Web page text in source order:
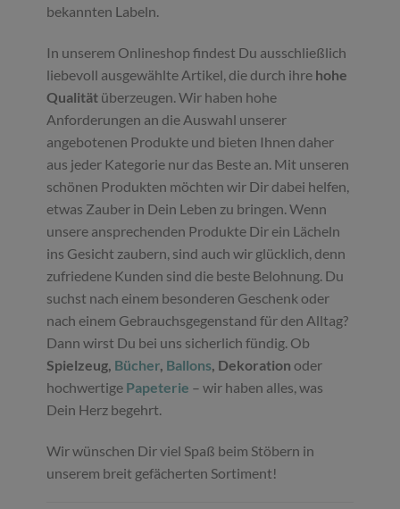
bekannten Labeln.
In unserem Onlineshop findest Du ausschließlich
liebevoll ausgewählte Artikel, die durch ihre hohe
Qualität überzeugen. Wir haben hohe
Anforderungen an die Auswahl unserer
angebotenen Produkte und bieten Ihnen daher
aus jeder Kategorie nur das Beste an. Mit unseren
schönen Produkten möchten wir Dir dabei helfen,
etwas Zauber in Dein Leben zu bringen. Wenn
unsere ansprechenden Produkte Dir ein Lächeln
ins Gesicht zaubern, sind auch wir glücklich, denn
zufriedene Kunden sind die beste Belohnung. Du
suchst nach einem besonderen Geschenk oder
nach einem Gebrauchsgegenstand für den Alltag?
Dann wirst Du bei uns sicherlich fündig. Ob
Spielzeug, Bücher, Ballons, Dekoration oder
hochwertige Papeterie – wir haben alles, was
Dein Herz begehrt.
Wir wünschen Dir viel Spaß beim Stöbern in
unserem breit gefächerten Sortiment!